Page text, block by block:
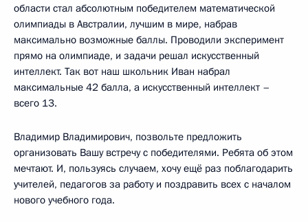
области стал абсолютным победителем математической
олимпиады в Австралии, лучшим в мире, набрав
максимально возможные баллы. Проводили эксперимент
прямо на олимпиаде, и задачи решал искусственный
интеллект. Так вот наш школьник Иван набрал
максимальные 42 балла, а искусственный интеллект –
всего 13.
Владимир Владимирович, позвольте предложить
организовать Вашу встречу с победителями. Ребята об этом
мечтают. И, пользуясь случаем, хочу ещё раз поблагодарить
учителей, педагогов за работу и поздравить всех с началом
нового учебного года.